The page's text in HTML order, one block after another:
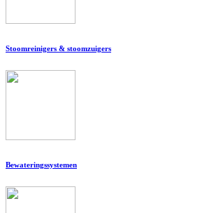
Stoomreinigers & stoomzuigers
Bewateringssystemen